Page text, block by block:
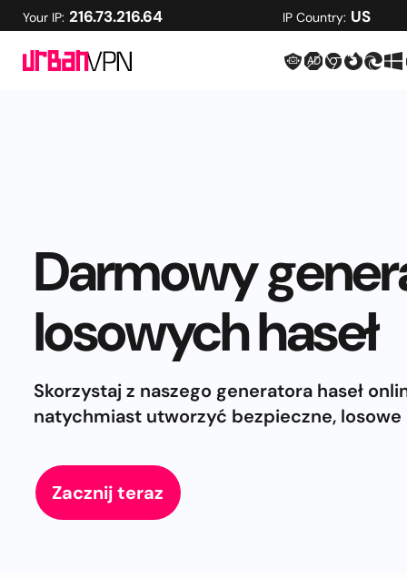
Your IP: 216.73.216.64 IP Country: US
Darmowy
losowych haseł
Skorzystaj z naszego generatora haseł
natychmiast utworzyć bezpieczne, losowe
Zacznij teraz